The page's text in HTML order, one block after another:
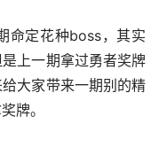
命定花种boss，其实
上一期拿过勇者奖牌
大家带来一期别的精
牌。